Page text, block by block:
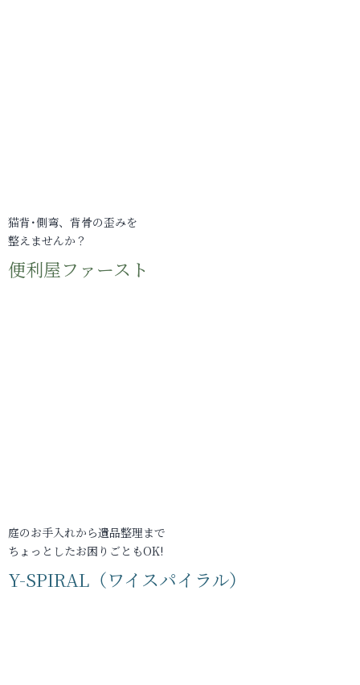
猫背･側弯、背骨の歪みを
整えませんか？
便利屋ファースト
庭のお手入れから遺品整理まで
ちょっとしたお困りごともOK!
Y-SPIRAL（ワイスパイラル）